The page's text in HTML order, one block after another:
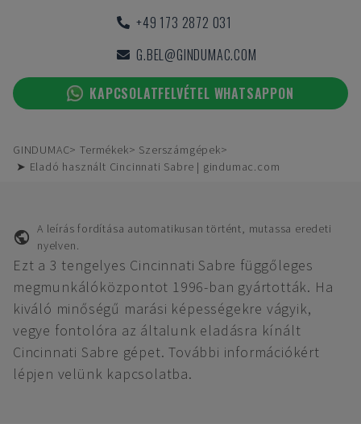
+49 173 2872 031
G.BEL@GINDUMAC.COM
KAPCSOLATFELVÉTEL WHATSAPPON
GINDUMAC Termékek
Szerszámgépek
➤ Eladó használt Cincinnati Sabre | gindumac.com
A leírás fordítása automatikusan történt, mutassa eredeti
nyelven.
Ezt a 3 tengelyes Cincinnati Sabre függőleges
megmunkálóközpontot 1996-ban gyártották. Ha
kiváló minőségű marási képességekre vágyik,
vegye fontolóra az általunk eladásra kínált
Cincinnati Sabre gépet. További információkért
lépjen velünk kapcsolatba.